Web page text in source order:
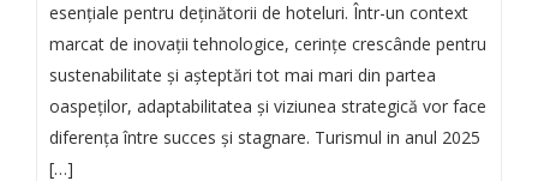
esențiale pentru deținătorii de hoteluri. Într-un context
marcat de inovații tehnologice, cerințe crescânde pentru
sustenabilitate și așteptări tot mai mari din partea
oaspeților, adaptabilitatea și viziunea strategică vor face
diferența între succes și stagnare. Turismul in anul 2025
[…]